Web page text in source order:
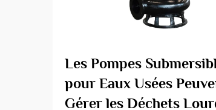
Les Pompes
pour Eaux Usées
Gérer les Déchets